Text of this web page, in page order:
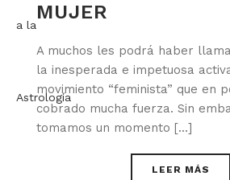
MUJER
A muchos les podrá haber
la inesperada e impetuosa
movimiento “feminista” que en
cobrado mucha fuerza. Sin
tomamos un momento [...]
LEER MÁS